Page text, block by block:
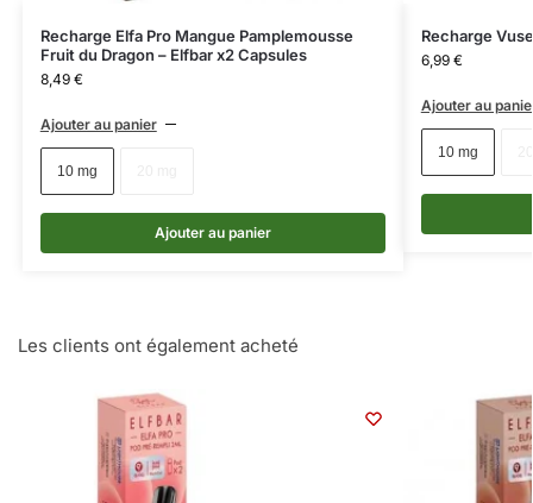
Recharge Elfa Pro Mangue Pamplemousse
Fruit du Dragon – Elfbar x2 Capsules
8,49 €
Ajouter au panier
10 mg
Ajouter au panier
Recharge
6,99 €
Ajouter au
10 mg
Les clients ont également acheté